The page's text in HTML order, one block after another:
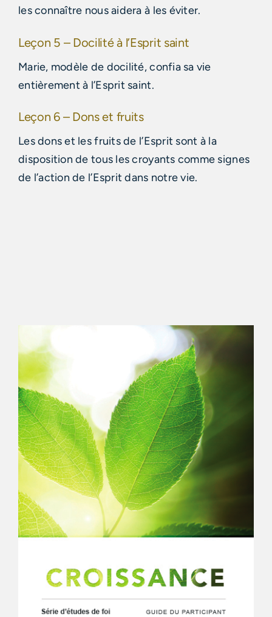
les connaître nous aidera à les éviter.
Leçon 5 – Docilité à l’Esprit saint
Marie, modèle de docilité, confia sa vie
entièrement à l’Esprit saint.
Leçon 6 – Dons et fruits
Les dons et les fruits de l’Esprit sont à la
disposition de tous les croyants comme signes
de l’action de l’Esprit dans notre vie.